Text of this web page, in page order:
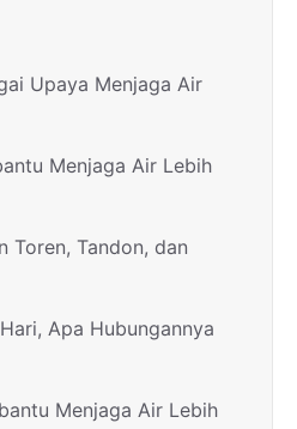
Upaya Menjaga Air
Menjaga Air Lebih
Toren, Tandon, dan
Apa Hubungannya
Menjaga Air Lebih